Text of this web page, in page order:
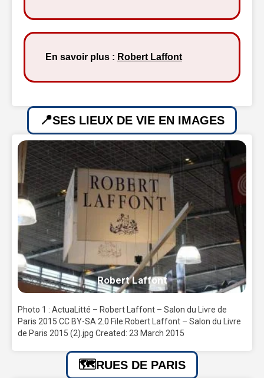
En savoir plus : Robert Laffont
SES LIEUX DE VIE EN IMAGES
Robert Laffont
Photo 1 : ActuaLitté – Robert Laffont – Salon du Livre de
Paris 2015 CC BY-SA 2.0 File:Robert Laffont – Salon du Livre
de Paris 2015 (2).jpg Created: 23 March 2015
RUES DE PARIS